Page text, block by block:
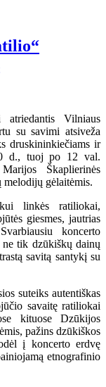
Vilniaus
su savimi atsiveža
druskininkiečiams ir
d., tuoj po 12 val.
Škaplierinės
gėlaitėmis.
linkės ratiliokai,
giesmes, jautrias
koncerto
ne tik dzūkiškų dainų
savitą santykį su
suteiks autentiškas
savaitę ratiliokai
kituose Dzūkijos
pažins dzūkiškos
į koncerto erdvę
etnografinio